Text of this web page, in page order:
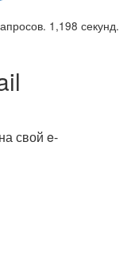
1,198 секунд.
свой e-